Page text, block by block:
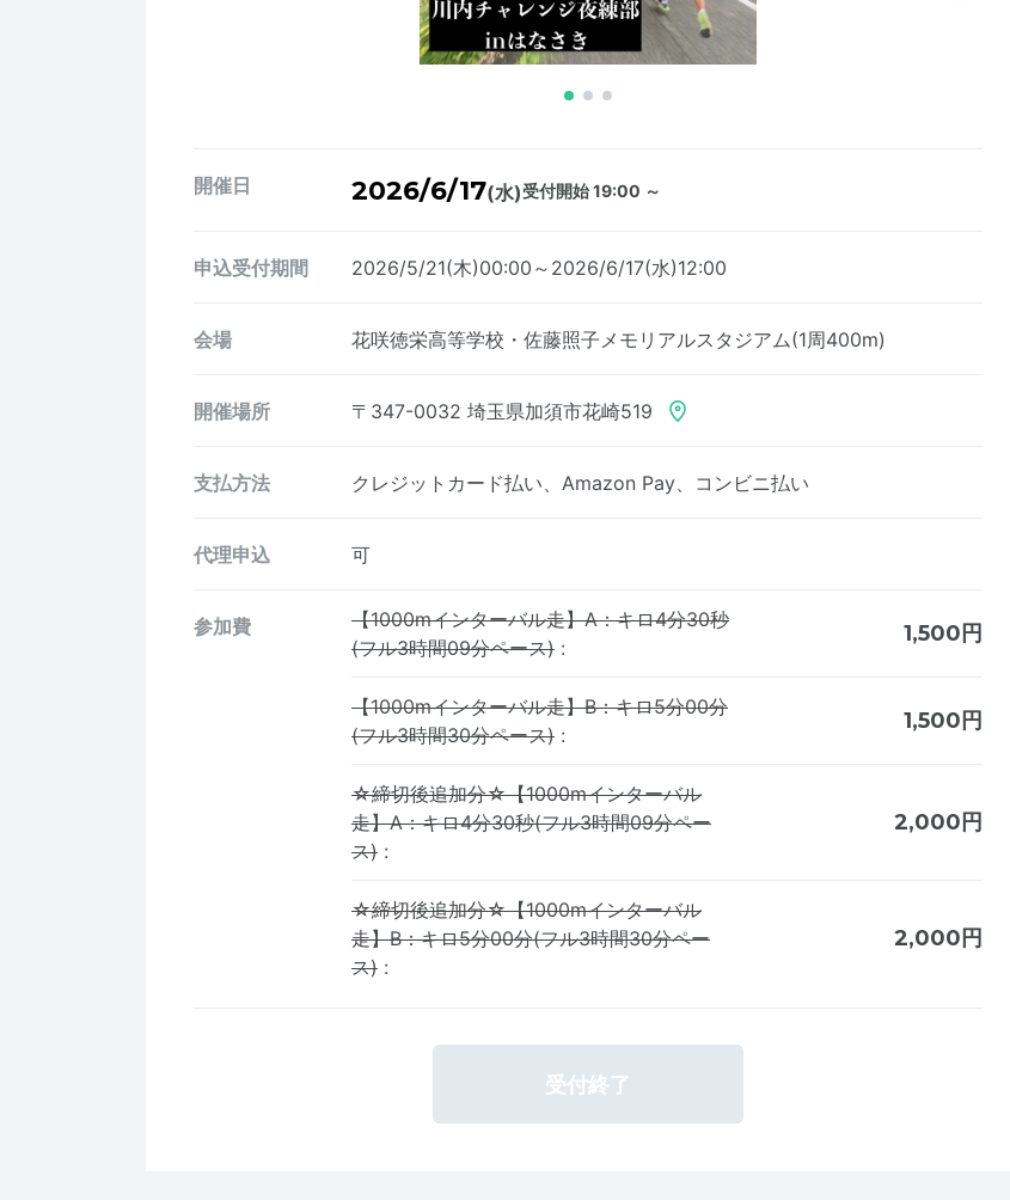
開催日 2026/6/17(水)受付開始 19:00 ～
申込受付期間 2026/5/21(木)00:00～2026/6/17(水)12:00
会場 花咲徳栄高等学校・佐藤照子メモリアルスタジアム(1周400m)
開催場所 〒347-0032 埼玉県加須市花崎519
支払方法 クレジットカード払い、Amazon Pay、コンビニ払い
代理申込 可
参加費
【1000mインターバル走】A：キロ4分30秒
(フル3時間09分ペース) :
1,500円
【1000mインターバル走】B：キロ5分00分
(フル3時間30分ペース) :
1,500円
☆締切後追加分☆【1000mインターバル
走】A：キロ4分30秒(フル3時間09分ペー
ス) :
2,000円
☆締切後追加分☆【1000mインターバル
走】B：キロ5分00分(フル3時間30分ペー
ス) :
2,000円
受付終了